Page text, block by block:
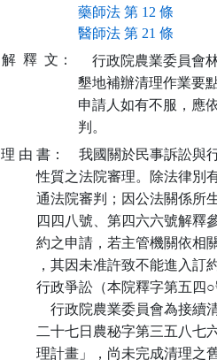
藥師法 第 12 條
醫師法 第 21 條
解 釋 文：
行政院農業委員
墾地補辦清理作業要
申請人如有不服，應
理 由 書：    我國關於民事訴訟與行政訴訟之審判，依現行法律之規定，分由不同
          性質之法院審理。除法律別有規定外，關於因私法關係所生之爭執，由普
          通法院審判；因公法關係所生之爭議，則由行政法院審判之（本院釋字第
          四四八號、第四六六號解釋參照）。至於人民依行政法規向主管機關為訂
          約之申請，若主管機關依相關法規須基於公益之考量而為是否准許之決定
          ，其因未准許致不能進入訂約程序者，此等申請人如有不服，應依法提起
          行政爭訟（本院釋字第五四○號解釋參照）。
              行政院農業委員會為接續清理前依臺灣省政府中華民國五十八年五月
          二十七日農秘字第三五八七六號令公告「臺灣省國有林事業區內濫墾地清
          理計畫」，尚未完成清理之舊有濫墾地，於九十七年四月二十三日訂定發
          布國有林地濫墾地補辦清理作業要點（下稱系爭要點）暨國有林地濫墾地
          補辦清理實施計畫，將違法墾植者導正納入管理，以進行復育造林，提高
          林地國土保安等公益功能。行政院農業委員會林務局所屬各林區管理處（
          下稱林區管理處）於人民依據系爭要點申請訂立租地契約時，經審查確認
          合於系爭要點及相關規定，始得與申請人辦理訂約。
              按補辦清理之目的在於解決國有林地遭人民濫墾之問題，涉及國土保
          安長遠利益（森林法第五條規定參照）。故林區管理處於審查時，縱已確
          認占用事實及占用人身分與系爭要點及有關規定相符，如其訂約有違林地
          永續經營或國土保安等重大公益時，仍得不予出租。是林區管理處之決定
          ，為是否與人民訂立國有林地租賃契約之前，基於公權力行使職權之行為
          ，仍屬公法性質，申請人如有不服，自應提起行政爭訟以為救濟，其訴訟
          應由行政法院審判。

                                            大法官會議主席  大法官  賴浩敏
                                                            大法官  蘇永欽
                                                                    林錫堯
                                                                    池啟明
                                                                    李震山
                                                                    蔡清遊
                                                                    黃茂榮
                                                                    陳  敏
                                                                    葉百修
                                                                    陳春生
                                                                    陳新民
                                                                    陳碧玉
                                                                    黃璽君
                                                                    羅昌發
                                                                    湯德宗

協同意見書                                                  大法官  羅昌發
    本件係臺灣宜蘭地方法院三位民事庭法官依據民事訴訟法第一百八十二條之一第
一項前段「普通法院就其受理訴訟之權限，如與行政法院確定裁判之見解有異時，應
以裁定停止訴訟程序，並聲請司法院大法官解釋」之規定，聲請本院大法官為統一解
釋。其原因事件，涉及人民依據國有林地濫墾地補辦清理作業要點（以下簡稱「系爭
要點」）向行政院農業委員會林務局所屬各林區管理處（以下簡稱「林區管理處」）
申請訂立租地契約，因不符合該當要件或因其他公益之理由，未獲該管林區管理處准
予訂約所生之爭議。案經臺北高等行政法院審理，認為此種爭議屬民事糾紛，非應由
其受理並審判，故移送於管轄法院即臺灣宜蘭地方法院審理。宜蘭地方法院則認為此
種爭議，屬公法爭議，應由行政法院審理，乃依民事訴訟法前揭規定，為本件解釋之
聲請。多數意見認各林區管理處對人民依據系爭要點申請訂立租地契約未予准許之爭
議，具公法性質；申請人如有不服，應依法提起行政爭訟以為救濟，其訴訟應由行政
法院審判。本席敬表同意。由於本件解釋理由相當精簡，本席認有補充說明之必要。
爰提出本協同意見書。
一、我國審判體系，除法律另有特殊設計（如智慧財產法院）外，基本上仍維持二元
    訴訟制度。其審判權之區分，除法律有特別規定之情形（如選舉事件、國家賠償
    事件及交通事件之訴訟由普通法院管轄（註一））外，原則上係依爭議之性質為
    公法關係或私法關係所生，決定由行政法院或普通法院審判（本院釋字第四四八
    號、第四六六號及第五四○號解釋參照）。多數情形，法律關係產生之爭議，在
    性質上究為因公法或私法關係所生，並無認定上之困難。但由於政府與人民往來
    型態以及法律規定內容愈趨複雜與多樣，愈來愈多的爭議究屬因公法或私法關係
    而生，甚難判斷決定。此為二元訴訟制度下必然發生的問題。
二、由於某一爭議究屬因公法或私法關係而生，性質上有時甚難判斷，故在決定某類
    爭議的救濟管道時，自亦應同時將人民所可能獲得實質保障的因素納入考量，始
    符合憲法第十六條賦予人民訴訟權的意旨，以使人民真正獲得程序上救濟的機會
    。
三、由性質而言，各林區管理處未與依系爭要點提出申請訂立土地租約之申請人締結
    契約，確較屬因公法關係所生之爭議。此種關係主要之公法因素有二：其一，各
    林區管理處係依據行政院農業委員會所訂定發布之系爭要點而啟動清理濫墾之程
    序。在系爭要點下訂立租地契約之行為，屬於政府在公權力之下進行清理濫墾政
    策之一環，而非政府機關純粹基於商業或經濟考量之土地利用行為。故該關係係
    建立於高度公法性質的權源、政策與規範。其二，各林區管理處在決定是否與申
    請人訂立租地契約時，除依據系爭要點審核申請人是否符合要件外，更須考量林
    地永續經營與國土保安等公共利益（本號解釋理由書第三段參照）。其法律關係
    涉及政府機關高度的公益裁量權限。
四、由救濟之實效性而言，由行政法院審理此類案件，較能使當事人獲得實質救濟，
    並較能符合憲法第十六條保障訴訟權之意旨。蓋當事人提起民事訴訟，須與行政
    機關間存有私法關係，並因此發生民事上請求權作為其起訴之基礎。此亦為本院
    大法官釋字第五四○號解釋所稱「人民向行政機關申請承租公有財產，經主管機
    關認為依相關法規或行使裁量權之結果，不符合該當要件，而未能進入訂約程序
    之情形，該機關與人民間既未成立任何私法關係，此等申請人如有不服，除法律
    別有規定者外，須依法提起行政爭訟以為救濟」之意旨。如當事人無民事上請求
    權，縱令使其得循民事訴訟程序請求救濟，亦將一律遭法院實體駁回的結果；其
    結果與不賦予當事人任何救濟機會之情形，並無不同。本件情形，在現行制度下
    ，申請人依系爭要點提出訂約申請，未獲各林區管理處同意訂約者，並無任何民
    事上請求權，而無法有效依民事訴訟程序請求救濟。蓋如以民事關係之角度而言
    ，申請人提出之申請，最多僅屬「要約」之意思表示，而非「承諾」，各林區管
    理處並無受系爭要點或申請人之意思表示所拘束，而必須與其訂約之義務；且在
    我國現行制度下，亦無類似強制締約之規定，足使申請人得以主張在其符合規定
    的情況下，林區管理處不得拒絕訂約。相較於此，行政訴訟法第二條已經肯認公
    法上之爭議，除法律別有規定外，得依該法提起行政訴訟。由於系爭要點並非賦
    予人民之訂約權，故申請人在未獲林區管理處准予訂約而提起行政訴訟時，行政
    法院所應審查者為林區管理處有無使人民之正當法律程序權利受到侵害；特別是
    有無逾越裁量權限或恣意濫用權限的情形。換言之，申請人向行政法院起訴，並
    非要求法院代替林區管理處重新認定（de novo review）是否應予訂約。否則，
    如認為申請人可以向行政法院請求重新認定林區管理處是否應予訂約，實質上將
    等於承認申請人有訂約請求權，如此將與系爭要點下清理濫墾行為之法律性質不
    符。申請人所可請求行政法院審查者，應為機關在訂約之決定過程中，究竟有無
    違反正當程序原則之情形。由此而言，本件爭議類型由行政法院審理，較能真正
    提供人民訴訟權的救濟管道，以確保行政機關有關訂約與否之決定，符合裁量權
    行使之原則。五、各林區管理處與申請人如依系爭要點訂立租地契約，則訂約後
    雙方間之法律關係，究應為民事關係抑或行政關係，則為另一問題。本號解釋並
    未明白揭示此部分之定性。本席以為，林區管理處之締約決定本身固有明顯的公
    法因素，然雙方依系爭要點所訂立之契約，內容與一般民事租地契約並無本質上
    之差異；二者均屬出租人同意承租人在租賃之土地上為合法的經濟活動或其他利
    用。故法律上使該等契約受民事法律所規範，並無理論上或實際上不妥之處。此
    種將林區管理處締約與否之決定，及其與人民所訂立之契約，分別受行政及民事
    法律體系規範，且分別使其依行政及民事訴訟